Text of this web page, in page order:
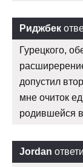
Риджбек
Гурецкого,
допустил
мне очиток
родившейся
Jordan